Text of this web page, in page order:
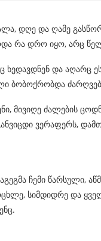
დღე და ღამე
რა დრო იყო, არც
ხედავდნენ და
ბობოქრობდა
მივიღე ძალების
ვერაფერს,
ჩემი წარსული,
სიმდიდრე და